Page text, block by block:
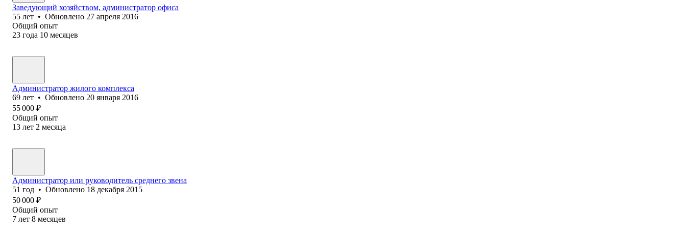
Заведующий хозяйством, администратор офиса
55 лет • Обновлено 27 апреля 2016
Общий опыт
23 года 10 месяцев
Администратор жилого комплекса
69 лет • Обновлено 20 января 2016
55 000 ₽
Общий опыт
13 лет 2 месяца
Администратор или руководитель среднего звена
51 год • Обновлено 18 декабря 2015
50 000 ₽
Общий опыт
7 лет 8 месяцев